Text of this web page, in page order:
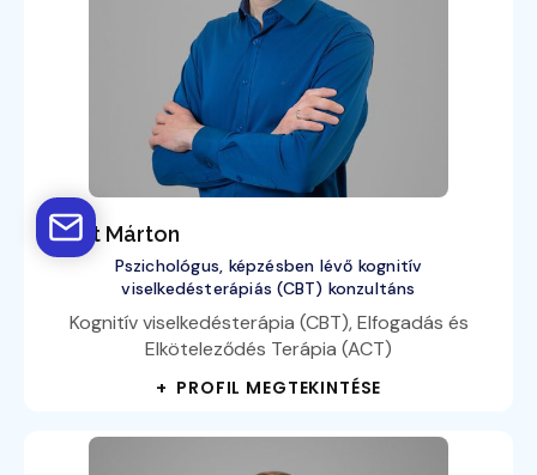
Bálint Márton
Pszichológus, képzésben lévő kognitív
viselkedésterápiás (CBT) konzultáns
Kognitív viselkedésterápia (CBT), Elfogadás és
Elköteleződés Terápia (ACT)
+ PROFIL MEGTEKINTÉSE